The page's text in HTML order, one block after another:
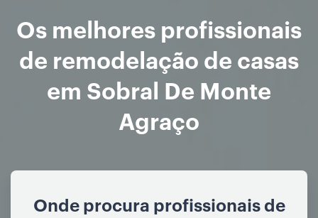
Os melhores profissionais
de remodelação de casas
em Sobral De Monte
Agraço
Onde procura profissionais de